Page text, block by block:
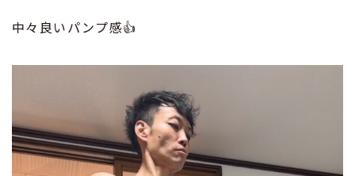
中々良いパンプ感👍